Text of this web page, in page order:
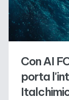
Con AI
porta